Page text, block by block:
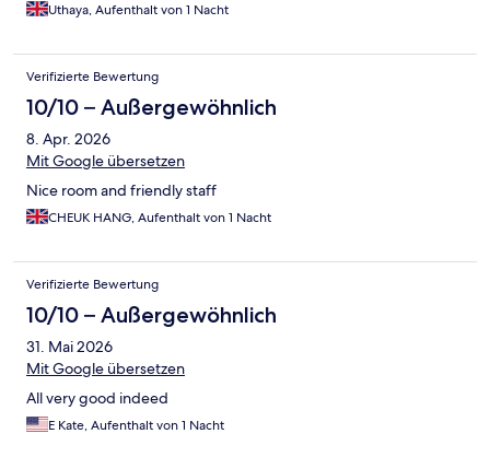
Uthaya, Aufenthalt von 1 Nacht
Verifizierte Bewertung
10/10 – Außergewöhnlich
8. Apr. 2026
Mit Google übersetzen
Nice room and friendly staff
CHEUK HANG, Aufenthalt von 1 Nacht
Verifizierte Bewertung
10/10 – Außergewöhnlich
31. Mai 2026
Mit Google übersetzen
All very good indeed
E Kate, Aufenthalt von 1 Nacht